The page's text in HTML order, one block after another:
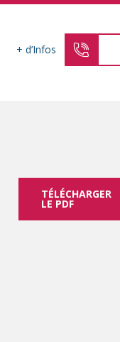
+ d’Infos
TÉLÉCHARGER
LE PDF